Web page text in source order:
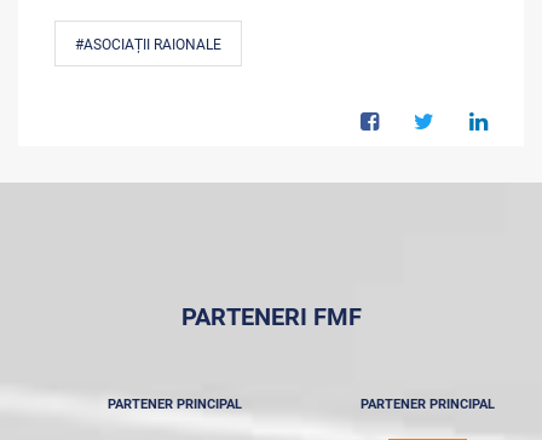
#ASOCIAȚII RAIONALE
PARTENERI FMF
PARTENER PRINCIPAL PARTENER PRINCIPAL